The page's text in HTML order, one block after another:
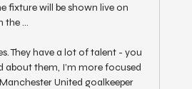
fixture will be shown live on
...
They have a lot of talent - you
about them, I’m more focused
United goalkeeper